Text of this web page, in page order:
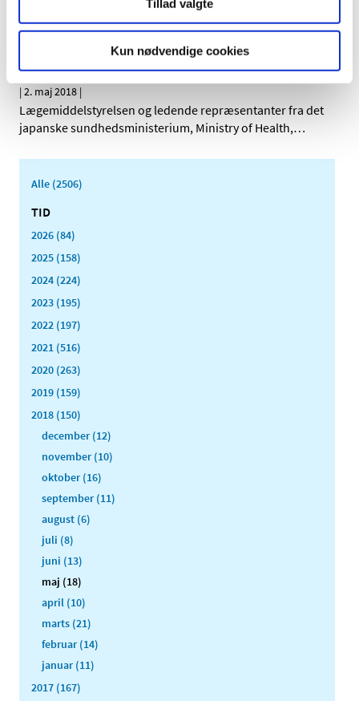
Tillad valgte
Kun nødvendige cookies
tilskudsstatus for medicin mod forstørret prostata og
Dansk-japansk samarbejde om bedre brug af
sundhedsdata
| 2. maj 2018 |
Lægemiddelstyrelsen og ledende repræsentanter fra det
japanske sundhedsministerium, Ministry of Health,…
Alle (2506)
TID
2026 (84)
2025 (158)
2024 (224)
2023 (195)
2022 (197)
2021 (516)
2020 (263)
2019 (159)
2018 (150)
december (12)
november (10)
oktober (16)
september (11)
august (6)
juli (8)
juni (13)
maj (18)
april (10)
marts (21)
februar (14)
januar (11)
2017 (167)